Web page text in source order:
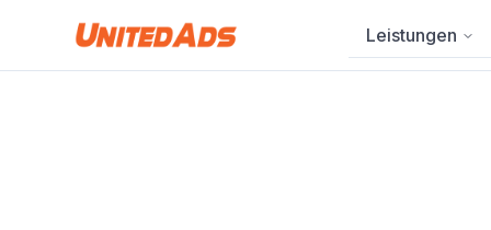
Leistungen